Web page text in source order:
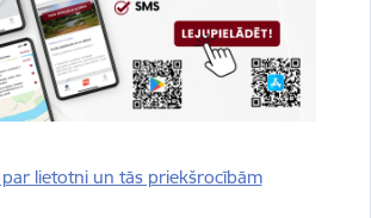
par lietotni un tās priekšrocībām
sīkdatnes (nepieciešamas, lai
vietnes darbību un
pieprasījuma līmeni.